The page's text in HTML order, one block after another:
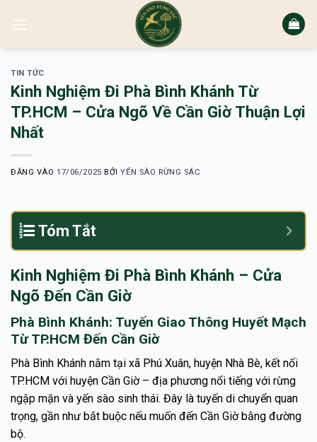
qua
TIN TỨC
Kinh Nghiệm Đi Phà Bình Khánh Từ
TP.HCM – Cửa Ngõ Về Cần Giờ Thuận Lợi
Nhất
ĐĂNG VÀO17/06/2025 BỞIYẾN SÀO RỪNG SÁC
Tóm Tắt
Kinh Nghiệm Đi Phà Bình Khánh – Cửa
Ngõ Đến Cần Giờ
Phà Bình Khánh: Tuyến Giao Thông Huyết Mạch
Từ TP.HCM Đến Cần Giờ
Phà Bình Khánh nằm tại xã Phú Xuân, huyện Nhà Bè, kết nối
TP.HCM với huyện Cần Giờ – địa phương nổi tiếng với rừng
ngập mặn và yến sào sinh thái. Đây là tuyến di chuyển quan
trọng, gần như bắt buộc nếu muốn đến Cần Giờ bằng đường
bộ.